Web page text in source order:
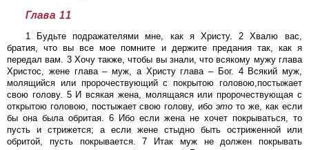
Глава 11
1 Будьте подражателями мне, как я Христу. 2 Хвалю вас,
братия, что вы все мое помните и держите предания так, как я
передал вам. 3 Хочу также, чтобы вы знали, что всякому мужу глава
Христос, жене глава – муж, а Христу глава – Бог. 4 Всякий муж,
молящийся или пророчествующий с покрытою головою,постыжает
свою голову. 5 И всякая жена, молящаяся или пророчествующая с
открытою головою, постыжает свою голову, ибо это то же, как если
бы она была обритая. 6 Ибо если жена не хочет покрываться, то
пусть и стрижется; а если жене стыдно быть остриженной или
обритой, пусть покрывается. 7 Итак муж не должен покрывать